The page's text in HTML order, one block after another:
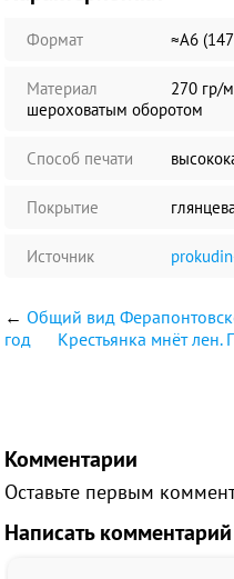
Формат ≈А6
Материал
270 гр/
шероховатым оборотом
Способ печати
Покрытие
Источник
←Общий вид
год
Крестьянка мнёт лен.
Комментарии
Оставьте первым
Написать комментарий